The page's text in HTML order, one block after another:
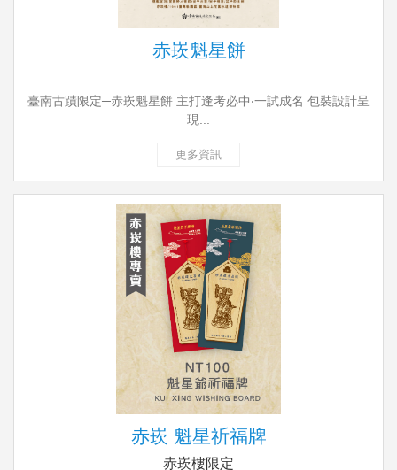
赤崁魁星餅
臺南古蹟限定─赤崁魁星餅 主打逢考必中‧一試成名 包裝設計呈
現...
更多資訊
赤崁 魁星祈福牌
赤崁樓限定